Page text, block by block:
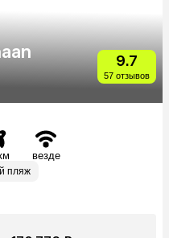
9.7
57 отзывов
везде
пляж